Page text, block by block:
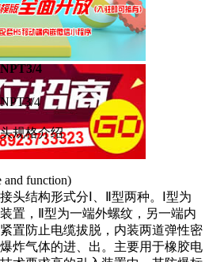
4
4
规格介绍
function)
头结构形式分Ⅰ、Ⅱ型两种。Ⅰ型为
置，Ⅱ型为一端外螺纹，另一端内
置防止电缆拔脱，内装两道弹性密
炸气体的进、出。主要用于橡胶电